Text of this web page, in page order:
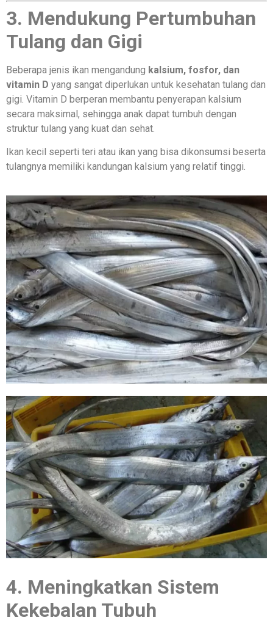
3. Mendukung Pertumbuhan
Tulang dan Gigi
Beberapa jenis ikan mengandung kalsium, fosfor, dan
vitamin D yang sangat diperlukan untuk kesehatan tulang dan
gigi. Vitamin D berperan membantu penyerapan kalsium
secara maksimal, sehingga anak dapat tumbuh dengan
struktur tulang yang kuat dan sehat.
Ikan kecil seperti teri atau ikan yang bisa dikonsumsi beserta
tulangnya memiliki kandungan kalsium yang relatif tinggi.
4. Meningkatkan Sistem
Kekebalan Tubuh